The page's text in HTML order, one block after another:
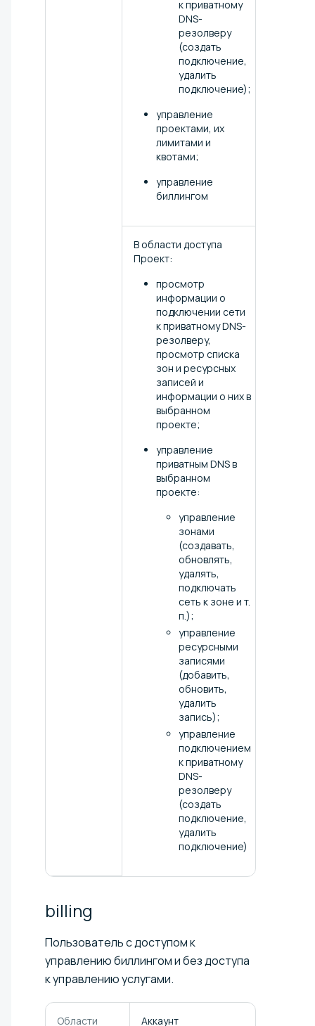
к приватному
DNS-
резолверу
(создать
подключение,
удалить
подключение);
управление
проектами, их
лимитами и
квотами;
управление
биллингом
В области доступа
Проект:
просмотр
информации о
подключении сети
к приватному DNS-
резолверу,
просмотр списка
зон и ресурсных
записей и
информации о них в
выбранном
проекте;
управление
приватным DNS в
выбранном
проекте:
управление
зонами
(создавать,
обновлять,
удалять,
подключать
сеть к зоне и т.
п.);
управление
ресурсными
записями
(добавить,
обновить,
удалить
запись);
управление
подключением
к приватному
DNS-
резолверу
(создать
подключение,
удалить
подключение)
billing
Пользователь с доступом к
управлению биллингом и без доступа
к управлению услугами.
Области Аккаунт